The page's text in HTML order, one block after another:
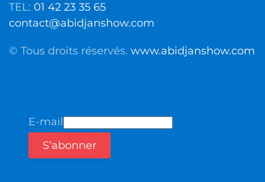
TEL: 01 42 23 35 65
contact@abidjanshow.com
© Tous droits réservés. www.abidjanshow.com
E-mail
S’abonner